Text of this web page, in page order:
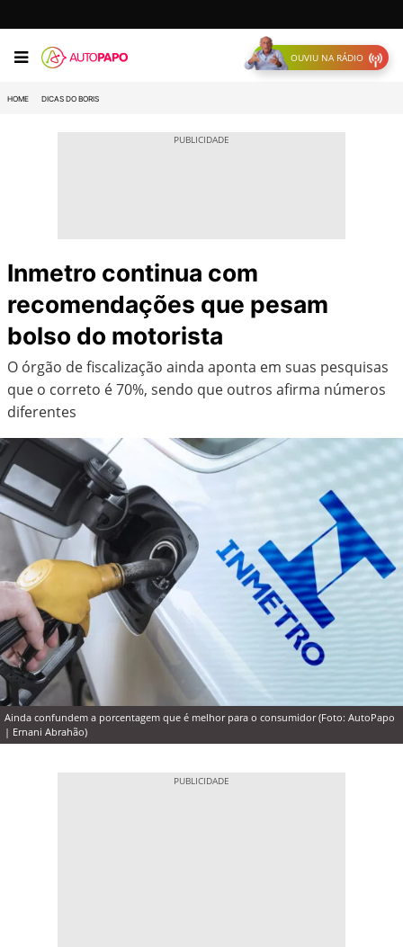
OUVIU NA RÁDIO
HOME DICAS DO BORIS
Inmetro continua com
recomendações que pesam
bolso do motorista
O órgão de fiscalização ainda aponta em suas pesquisas
que o correto é 70%, sendo que outros afirma números
diferentes
Ainda confundem a porcentagem que é melhor para o consumidor (Foto: AutoPapo
| Ernani Abrahão)